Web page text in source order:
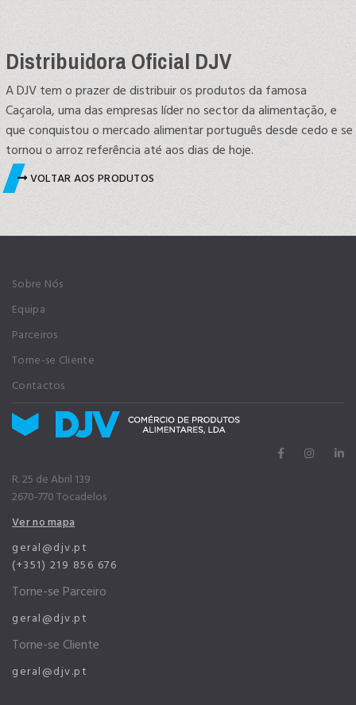
Distribuidora Oficial DJV
A DJV tem o prazer de distribuir os produtos da famosa
Caçarola, uma das empresas líder no sector da alimentação, e
que conquistou o mercado alimentar português desde cedo e se
tornou o arroz referência até aos dias de hoje.
VOLTAR AOS PRODUTOS
Sobre Nós
Equipa
Parceiros
Torne-se Cliente
Contactos
R. 25 de Abril 139
2670-770 Tocadelos
Ver no mapa
geral@djv.pt
(+351) 219 856 676
Torne-se Parceiro
geral@djv.pt
Torne-se Cliente
geral@djv.pt